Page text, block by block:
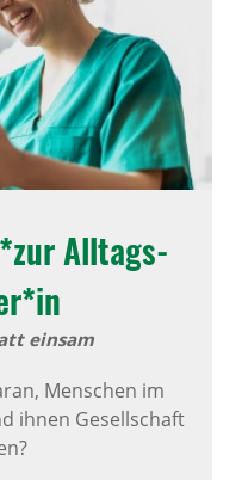
Alltags­
einsam
Menschen im
ihnen Gesellschaft